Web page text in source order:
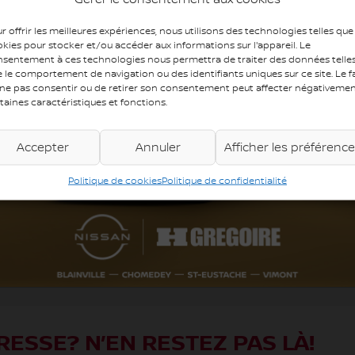
offrir les meilleures expériences, nous utilisons des technologies telles que
pour stocker et/ou accéder aux informations sur l'appareil. Le
à ces technologies nous permettra de traiter des données
le comportement de navigation ou des identifiants uniques sur ce site. Le
pas consentir ou de retirer son consentement peut affecter
caractéristiques et fonctions.
Accepter Annuler Afficher les
Politique de cookiesPolitique de confidentialité
MOTEUR (L) : 2.4
COULEUR EXTÉRIEUR : Blanc (WW8)
COULEUR INTÉRIEUR: Noir
Écono, c’est des véhicules à petits prix. Inspecté selon les
Bénéficiez du prix d’enchère et achetez en toute confiance en
visiter une succursale HGrégoire pour les détails. Normes de
lors-verification-mecanique
N’EN RESTEZ PAS LÀ!